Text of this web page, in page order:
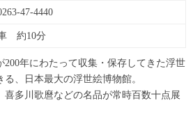
47-4440
約10分
年にわたって収集・保存してきた浮世
、日本最大の浮世絵博物館。
多川歌麿などの名品が常時百数十点展